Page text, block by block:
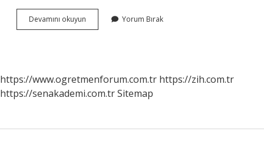
Devamını okuyun Communicative
Ne
Yorum Bırak
https://www.ogretmenforum.com.tr https://zih.com.tr
https://senakademi.com.trSitemap